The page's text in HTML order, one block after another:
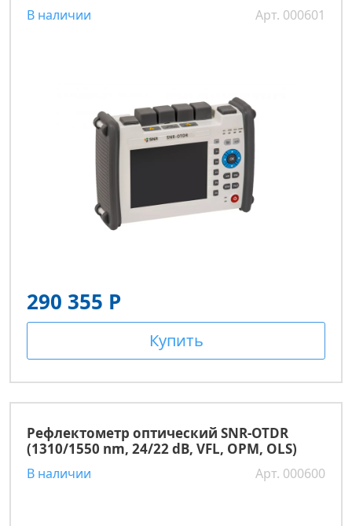
В наличии Арт. 000601
290 355 Р
Купить
Рефлектометр оптический SNR-OTDR
(1310/1550 nm, 24/22 dB, VFL, OPM, OLS)
В наличии Арт. 000600